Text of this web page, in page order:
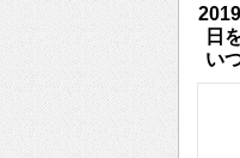
日
い